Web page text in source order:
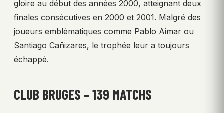
gloire au début des années 2000, atteignant deux
finales consécutives en 2000 et 2001. Malgré des
joueurs emblématiques comme Pablo Aimar ou
Santiago Cañizares, le trophée leur a toujours
échappé.
CLUB BRUGES – 139 MATCHS